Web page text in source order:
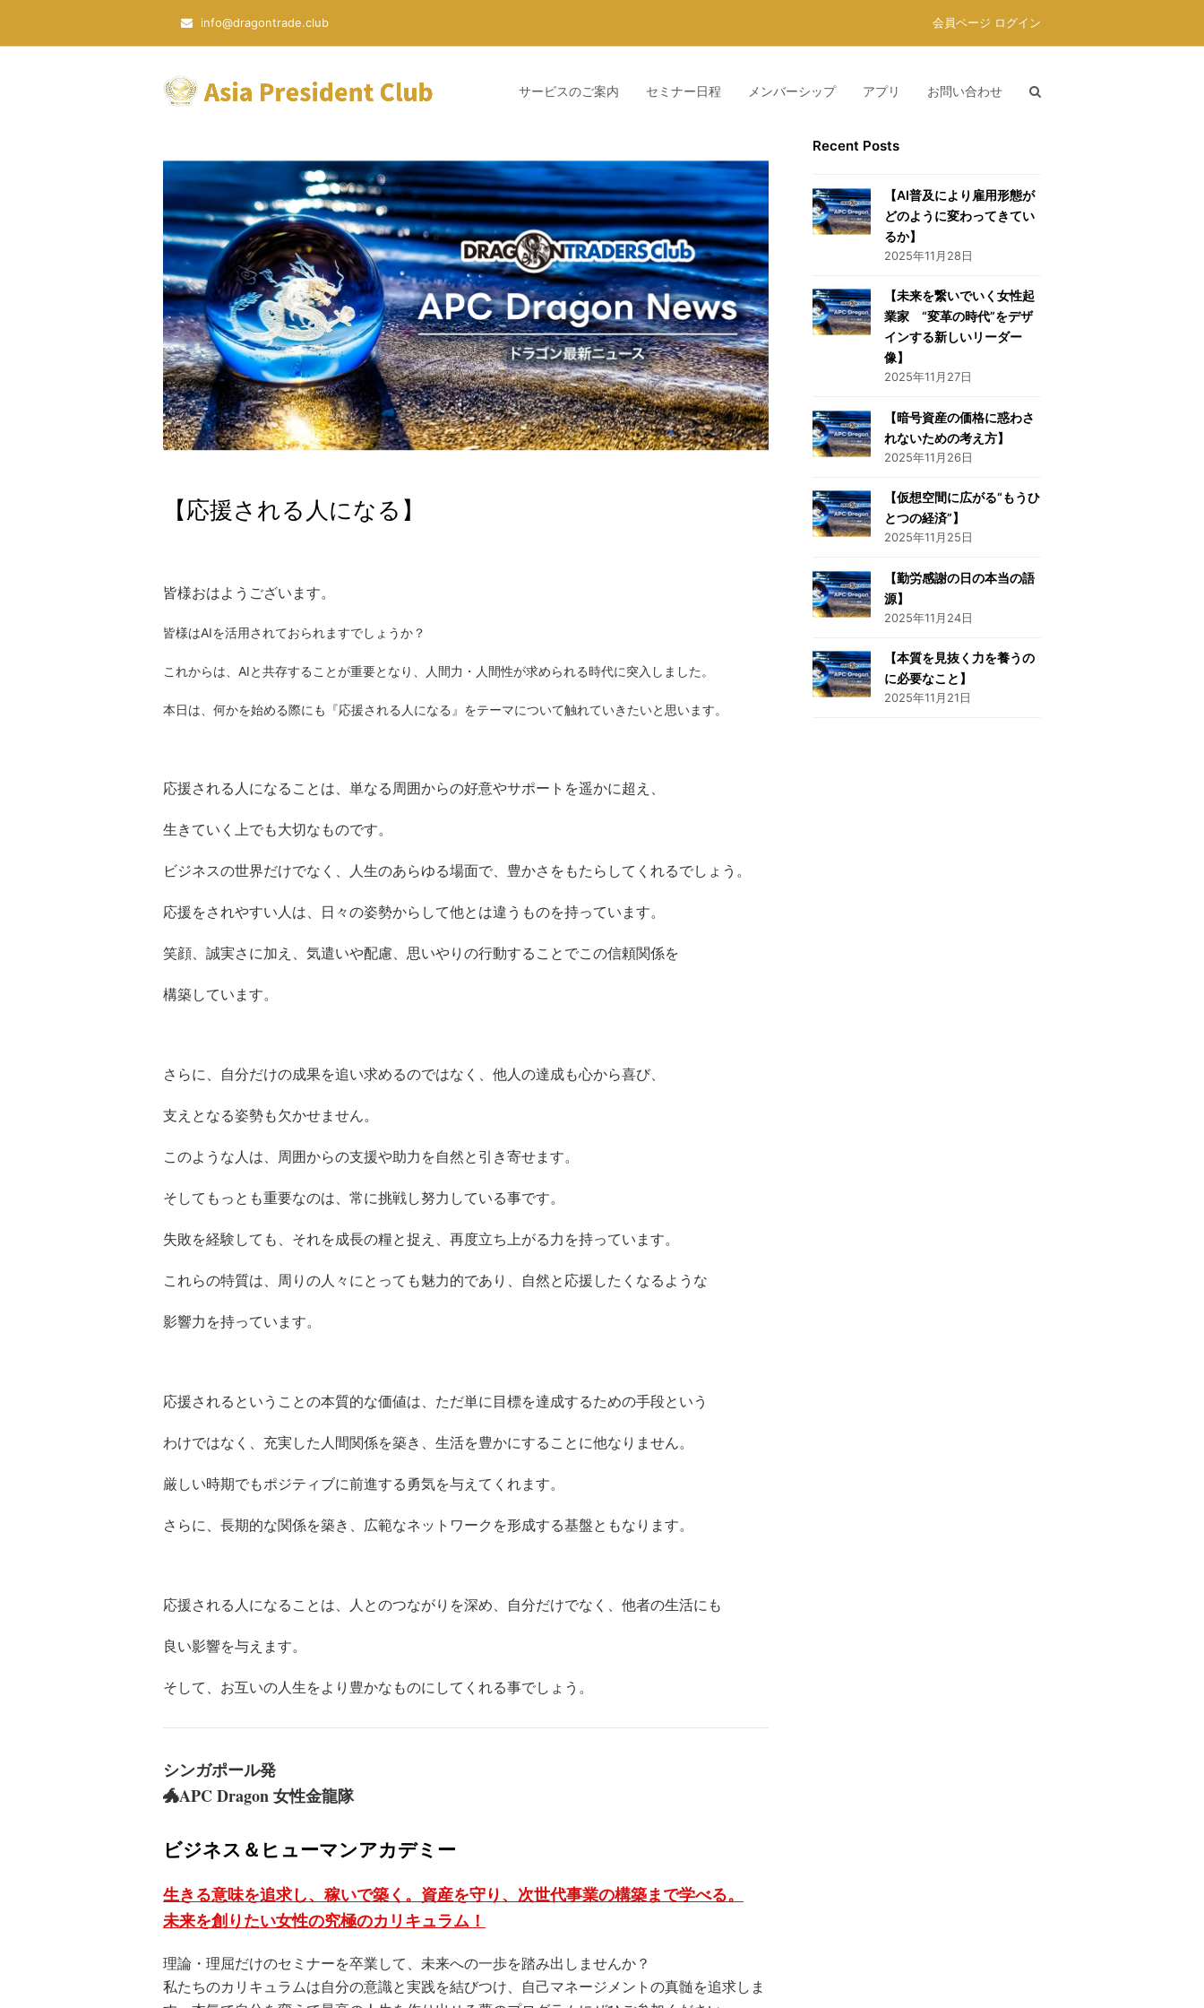
info@dragontrade.club 会員ページ ログイン
サービスのご案内 セミナー日程 メンバーシップ アプリ お問い合わせ
【応援される人になる】
皆様おはようございます。
皆様はAIを活用されておられますでしょうか？
これからは、AIと共存することが重要となり、人間力・人間性が求められる時代に突入しました。
本日は、何かを始める際にも『応援される人になる』をテーマについて触れていきたいと思います。
応援される人になることは、単なる周囲からの好意やサポートを遥かに超え、
生きていく上でも大切なものです。
ビジネスの世界だけでなく、人生のあらゆる場面で、豊かさをもたらしてくれるでしょう。
応援をされやすい人は、日々の姿勢からして他とは違うものを持っています。
笑顔、誠実さに加え、気遣いや配慮、思いやりの行動することでこの信頼関係を
構築しています。
さらに、自分だけの成果を追い求めるのではなく、他人の達成も心から喜び、
支えとなる姿勢も欠かせません。
このような人は、周囲からの支援や助力を自然と引き寄せます。
そしてもっとも重要なのは、常に挑戦し努力している事です。
失敗を経験しても、それを成長の糧と捉え、再度立ち上がる力を持っています。
これらの特質は、周りの人々にとっても魅力的であり、自然と応援したくなるような
影響力を持っています。
応援されるということの本質的な価値は、ただ単に目標を達成するための手段という
わけではなく、充実した人間関係を築き、生活を豊かにすることに他なりません。
厳しい時期でもポジティブに前進する勇気を与えてくれます。
さらに、長期的な関係を築き、広範なネットワークを形成する基盤ともなります。
応援される人になることは、人とのつながりを深め、自分だけでなく、他者の生活にも
良い影響を与えます。
そして、お互いの人生をより豊かなものにしてくれる事でしょう。
シンガポール発
🐲APC Dragon 女性金龍隊
ビジネス＆ヒューマンアカデミー
生きる意味を追求し、稼いで築く。資産を守り、次世代事業の構築まで学べる。
未来を創りたい女性の究極のカリキュラム！
理論・理屈だけのセミナーを卒業して、未来への一歩を踏み出しませんか？
私たちのカリキュラムは自分の意識と実践を結びつけ、自己マネージメントの真髄を追求しま
Recent Posts
【AI普及により雇用形態が
どのように変わってきてい
るか】
2025年11月28日
【未来を繋いでいく女性起
業家 “変革の時代”をデザ
インする新しいリーダー
像】
2025年11月27日
【暗号資産の価格に惑わさ
れないための考え方】
2025年11月26日
【仮想空間に広がる“もうひ
とつの経済”】
2025年11月25日
【勤労感謝の日の本当の語
源】
2025年11月24日
【本質を見抜く力を養うの
に必要なこと】
2025年11月21日